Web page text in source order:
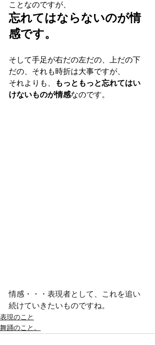
ことなのですが、
忘れてはならないのが情
感です。
そして手足が右だの左だの、上だの下
だの、それも時折は大事ですが、
それよりも、
もっともっと忘れてはい
けないものが情感なのです。
情感・・・表現者として、これを追い
続けていきたいものですね。
表現のこと
舞踊のこと。